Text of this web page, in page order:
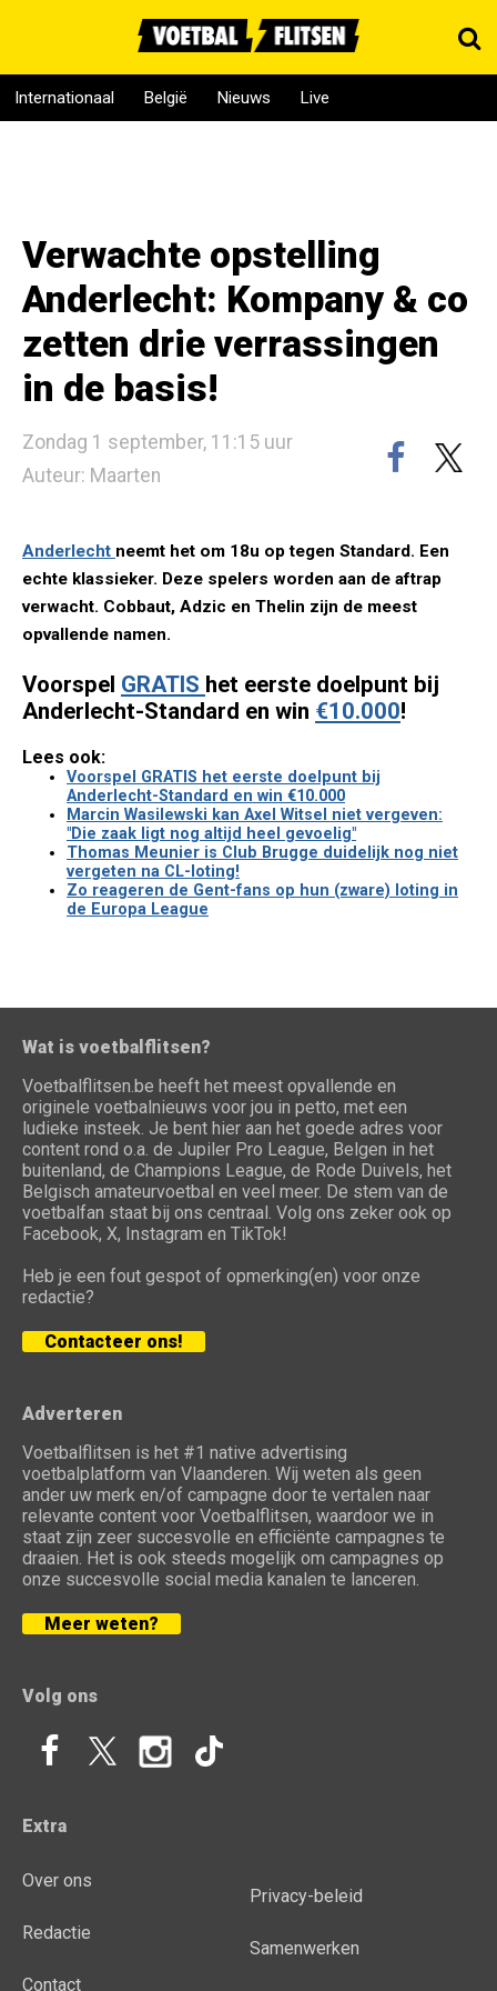
Internationaal België Nieuws Live
Verwachte opstelling
Anderlecht: Kompany & co
zetten drie verrassingen
in de basis!
Zondag 1 september, 11:15 uur
Auteur: Maarten
Anderlecht neemt het om 18u op tegen Standard. Een
echte klassieker. Deze spelers worden aan de aftrap
verwacht. Cobbaut, Adzic en Thelin zijn de meest
opvallende namen.
Voorspel GRATIS het eerste doelpunt bij
Anderlecht-Standard en win €10.000!
Lees ook:
Voorspel GRATIS het eerste doelpunt bij
Anderlecht-Standard en win €10.000
Marcin Wasilewski kan Axel Witsel niet vergeven:
"Die zaak ligt nog altijd heel gevoelig"
Thomas Meunier is Club Brugge duidelijk nog niet
vergeten na CL-loting!
Zo reageren de Gent-fans op hun (zware) loting in
de Europa League
Wat is voetbalflitsen?
Voetbalflitsen.be heeft het meest opvallende en
originele voetbalnieuws voor jou in petto, met een
ludieke insteek. Je bent hier aan het goede adres voor
content rond o.a. de Jupiler Pro League, Belgen in het
buitenland, de Champions League, de Rode Duivels, het
Belgisch amateurvoetbal en veel meer. De stem van de
voetbalfan staat bij ons centraal. Volg ons zeker ook op
Facebook, X, Instagram en TikTok!
Heb je een fout gespot of opmerking(en) voor onze
redactie?
Contacteer ons!
Adverteren
Voetbalflitsen is het #1 native advertising
voetbalplatform van Vlaanderen. Wij weten als geen
ander uw merk en/of campagne door te vertalen naar
relevante content voor Voetbalflitsen, waardoor we in
staat zijn zeer succesvolle en efficiënte campagnes te
draaien. Het is ook steeds mogelijk om campagnes op
onze succesvolle social media kanalen te lanceren.
Meer weten?
Volg ons
Extra
Over ons
Redactie
Contact
Privacy-beleid
Samenwerken